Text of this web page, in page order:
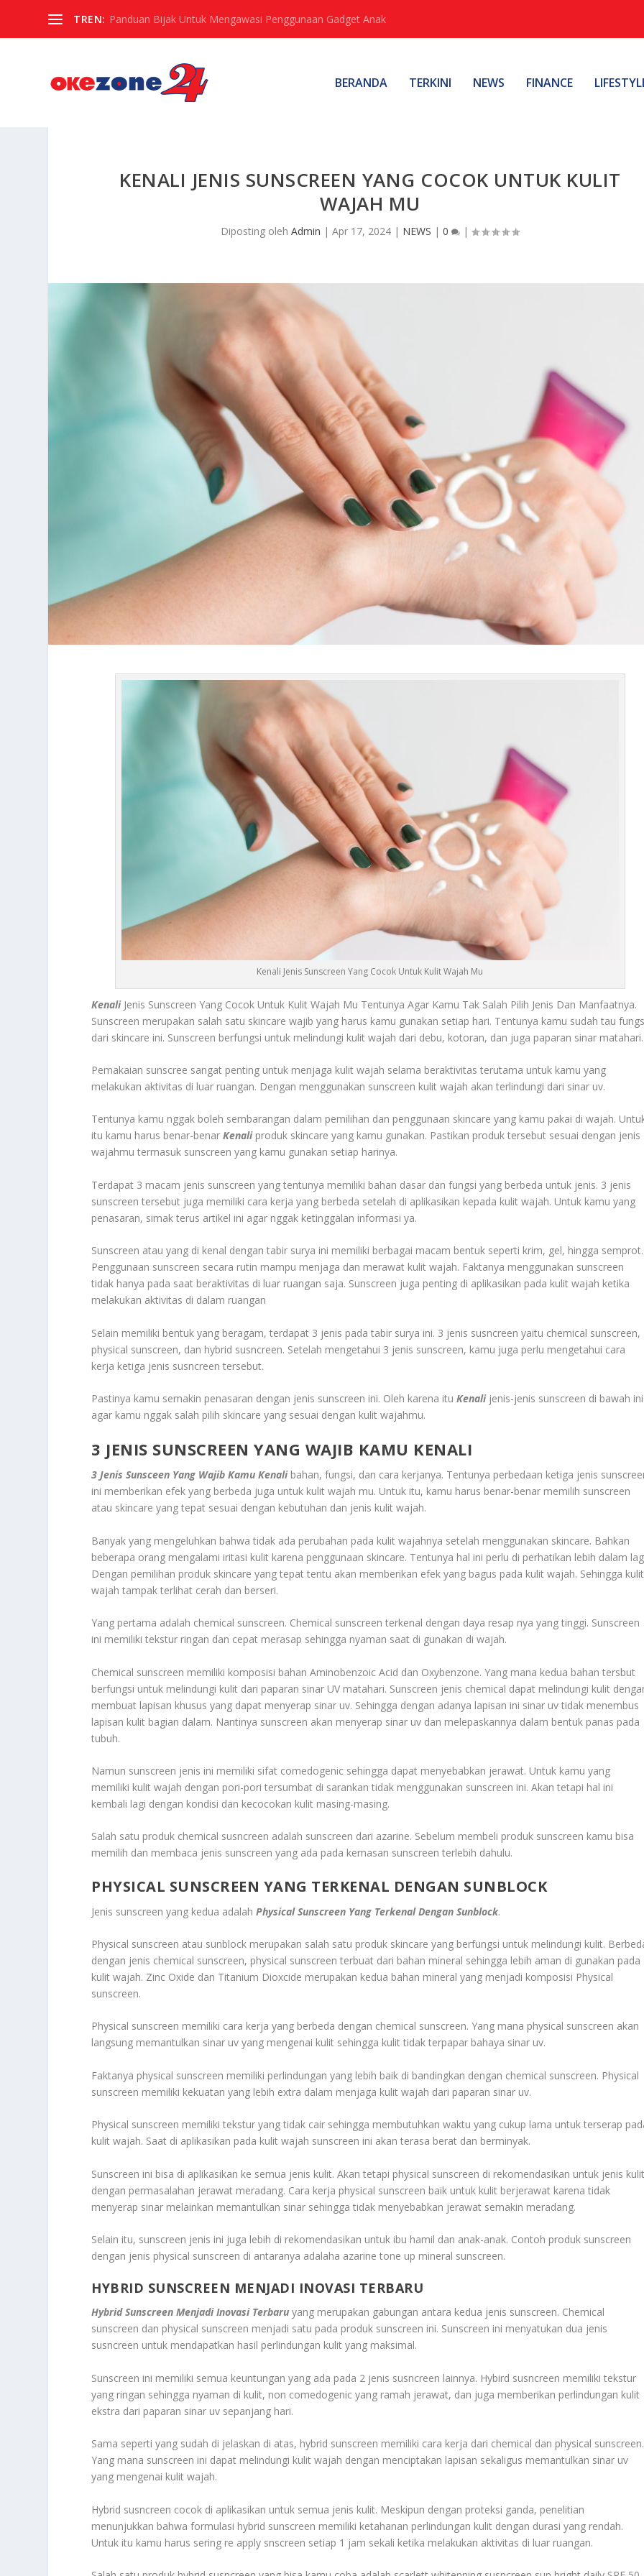
TREN: Panduan Bijak Untuk Mengawasi Penggunaan Gadget Anak
BERANDA TERKINI NEWS FINANCE
KENALI JENIS SUNSCREEN YANG COCOK UNTUK KULIT
WAJAH MU
Diposting olehAdmin |Apr 17, 2024 | NEWS |0 |
Kenali Jenis Sunscreen Yang Cocok Untuk Kulit Wajah Mu
KenaliJenis Sunscreen Yang Cocok Untuk Kulit Wajah Mu Tentunya Agar Kamu Tak Salah Pilih Jenis Dan Manfaatnya.
Sunscreen merupakan salah satu skincare wajib yang harus kamu gunakan setiap hari. Tentunya kamu sudah tau
dari skincare ini. Sunscreen berfungsi untuk melindungi kulit wajah dari debu, kotoran, dan juga paparan sinar matahari.
Pemakaian sunscree sangat penting untuk menjaga kulit wajah selama beraktivitas terutama untuk kamu yang
melakukan aktivitas di luar ruangan. Dengan menggunakan sunscreen kulit wajah akan terlindungi dari sinar uv.
Tentunya kamu nggak boleh sembarangan dalam pemilihan dan penggunaan skincare yang kamu pakai di wajah.
itu kamu harus benar-benar Kenaliproduk skincare yang kamu gunakan. Pastikan produk tersebut sesuai dengan jenis
wajahmu termasuk sunscreen yang kamu gunakan setiap harinya.
Terdapat 3 macam jenis sunscreen yang tentunya memiliki bahan dasar dan fungsi yang berbeda untuk jenis. 3 jenis
sunscreen tersebut juga memiliki cara kerja yang berbeda setelah di aplikasikan kepada kulit wajah. Untuk kamu yang
penasaran, simak terus artikel ini agar nggak ketinggalan informasi ya.
Sunscreen atau yang di kenal dengan tabir surya ini memiliki berbagai macam bentuk seperti krim, gel, hingga semprot.
Penggunaan sunscreen secara rutin mampu menjaga dan merawat kulit wajah. Faktanya menggunakan sunscreen
tidak hanya pada saat beraktivitas di luar ruangan saja. Sunscreen juga penting di aplikasikan pada kulit wajah ketika
melakukan aktivitas di dalam ruangan
Selain memiliki bentuk yang beragam, terdapat 3 jenis pada tabir surya ini. 3 jenis susncreen yaitu chemical sunscreen,
physical sunscreen, dan hybrid susncreen. Setelah mengetahui 3 jenis sunscreen, kamu juga perlu mengetahui cara
kerja ketiga jenis susncreen tersebut.
Pastinya kamu semakin penasaran dengan jenis sunscreen ini. Oleh karena ituKenali jenis-jenis sunscreen di bawah ini
agar kamu nggak salah pilih skincare yang sesuai dengan kulit wajahmu.
3 JENIS SUNSCREEN YANG WAJIB KAMU KENALI
3 Jenis Sunsceen Yang Wajib Kamu Kenali bahan, fungsi, dan cara kerjanya. Tentunya perbedaan ketiga jenis
ini memberikan efek yang berbeda juga untuk kulit wajah mu. Untuk itu, kamu harus benar-benar memilih sunscreen
atau skincare yang tepat sesuai dengan kebutuhan dan jenis kulit wajah.
Banyak yang mengeluhkan bahwa tidak ada perubahan pada kulit wajahnya setelah menggunakan skincare. Bahkan
beberapa orang mengalami iritasi kulit karena penggunaan skincare. Tentunya hal ini perlu di perhatikan lebih dalam
Dengan pemilihan produk skincare yang tepat tentu akan memberikan efek yang bagus pada kulit wajah. Sehingga kulit
wajah tampak terlihat cerah dan berseri.
Yang pertama adalah chemical sunscreen. Chemical sunscreen terkenal dengan daya resap nya yang tinggi. Sunscreen
ini memiliki tekstur ringan dan cepat merasap sehingga nyaman saat di gunakan di wajah.
Chemical sunscreen memiliki komposisi bahan Aminobenzoic Acid dan Oxybenzone. Yang mana kedua bahan tersbut
berfungsi untuk melindungi kulit dari paparan sinar UV matahari. Sunscreen jenis chemical dapat melindungi kulit
membuat lapisan khusus yang dapat menyerap sinar uv. Sehingga dengan adanya lapisan ini sinar uv tidak menembus
lapisan kulit bagian dalam. Nantinya sunscreen akan menyerap sinar uv dan melepaskannya dalam bentuk panas pada
tubuh.
Namun sunscreen jenis ini memiliki sifat comedogenic sehingga dapat menyebabkan jerawat. Untuk kamu yang
memiliki kulit wajah dengan pori-pori tersumbat di sarankan tidak menggunakan sunscreen ini. Akan tetapi hal ini
kembali lagi dengan kondisi dan kecocokan kulit masing-masing.
Salah satu produk chemical susncreen adalah sunscreen dari azarine. Sebelum membeli produk sunscreen kamu bisa
memilih dan membaca jenis sunscreen yang ada pada kemasan sunscreen terlebih dahulu.
PHYSICAL SUNSCREEN YANG TERKENAL DENGAN SUNBLOCK
Jenis sunscreen yang kedua adalahPhysical Sunscreen Yang Terkenal Dengan Sunblock.
Physical sunscreen atau sunblock merupakan salah satu produk skincare yang berfungsi untuk melindungi kulit.
dengan jenis chemical sunscreen, physical sunscreen terbuat dari bahan mineral sehingga lebih aman di gunakan pada
kulit wajah. Zinc Oxide dan Titanium Dioxcide merupakan kedua bahan mineral yang menjadi komposisi Physical
sunscreen.
Physical sunscreen memiliki cara kerja yang berbeda dengan chemical sunscreen. Yang mana physical sunscreen akan
langsung memantulkan sinar uv yang mengenai kulit sehingga kulit tidak terpapar bahaya sinar uv.
Faktanya physical sunscreen memiliki perlindungan yang lebih baik di bandingkan dengan chemical sunscreen. Physical
sunscreen memiliki kekuatan yang lebih extra dalam menjaga kulit wajah dari paparan sinar uv.
Physical sunscreen memiliki tekstur yang tidak cair sehingga membutuhkan waktu yang cukup lama untuk terserap
kulit wajah. Saat di aplikasikan pada kulit wajah sunscreen ini akan terasa berat dan berminyak.
Sunscreen ini bisa di aplikasikan ke semua jenis kulit. Akan tetapi physical sunscreen di rekomendasikan untuk jenis
dengan permasalahan jerawat meradang. Cara kerja physical sunscreen baik untuk kulit berjerawat karena tidak
menyerap sinar melainkan memantulkan sinar sehingga tidak menyebabkan jerawat semakin meradang.
Selain itu, sunscreen jenis ini juga lebih di rekomendasikan untuk ibu hamil dan anak-anak. Contoh produk sunscreen
dengan jenis physical sunscreen di antaranya adalaha azarine tone up mineral sunscreen.
HYBRID SUNSCREEN MENJADI INOVASI TERBARU
Hybrid Sunscreen Menjadi Inovasi Terbaru yang merupakan gabungan antara kedua jenis sunscreen. Chemical
sunscreen dan physical sunscreen menjadi satu pada produk sunscreen ini. Sunscreen ini menyatukan dua jenis
susncreen untuk mendapatkan hasil perlindungan kulit yang maksimal.
Sunscreen ini memiliki semua keuntungan yang ada pada 2 jenis susncreen lainnya. Hybird susncreen memiliki tekstur
yang ringan sehingga nyaman di kulit, non comedogenic yang ramah jerawat, dan juga memberikan perlindungan kulit
ekstra dari paparan sinar uv sepanjang hari.
Sama seperti yang sudah di jelaskan di atas, hybrid sunscreen memiliki cara kerja dari chemical dan physical sunscreen.
Yang mana sunscreen ini dapat melindungi kulit wajah dengan menciptakan lapisan sekaligus memantulkan sinar uv
yang mengenai kulit wajah.
Hybrid susncreen cocok di aplikasikan untuk semua jenis kulit. Meskipun dengan proteksi ganda, penelitian
menunjukkan bahwa formulasi hybrid sunscreen memiliki ketahanan perlindungan kulit dengan durasi yang rendah.
Untuk itu kamu harus sering re apply snscreen setiap 1 jam sekali ketika melakukan aktivitas di luar ruangan.